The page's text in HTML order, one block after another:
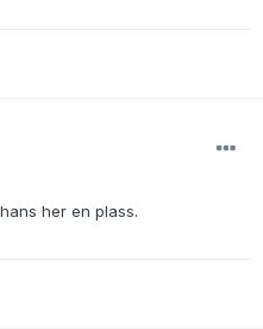
her en plass.